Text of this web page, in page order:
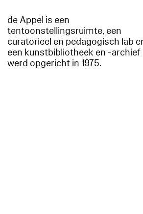
de Appel is een
tentoonstellingsruimte, een
curatorieel en pedagogisch lab
een kunstbibliotheek en -archief
werd opgericht in 1975.